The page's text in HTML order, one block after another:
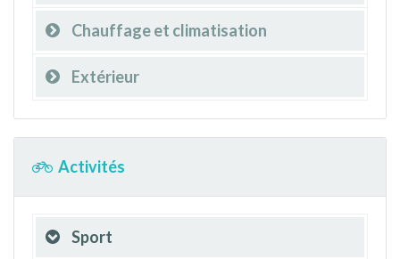
Chauffage et climatisation
Extérieur
Activités
Sport